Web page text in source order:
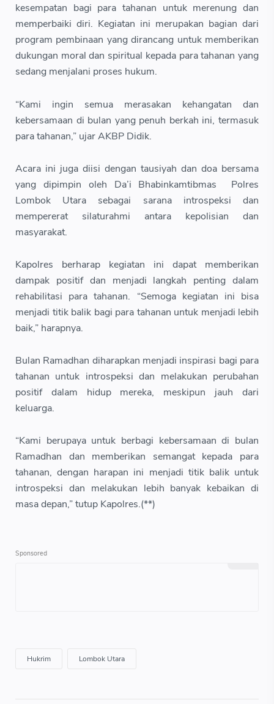
kesempatan bagi para tahanan untuk merenung dan
memperbaiki diri. Kegiatan ini merupakan bagian dari
program pembinaan yang dirancang untuk memberikan
dukungan moral dan spiritual kepada para tahanan yang
sedang menjalani proses hukum.
“Kami ingin semua merasakan kehangatan dan
kebersamaan di bulan yang penuh berkah ini, termasuk
para tahanan,” ujar AKBP Didik.
Acara ini juga diisi dengan tausiyah dan doa bersama
yang dipimpin oleh Da’i Bhabinkamtibmas Polres
Lombok Utara sebagai sarana introspeksi dan
mempererat silaturahmi antara kepolisian dan
masyarakat.
Kapolres berharap kegiatan ini dapat memberikan
dampak positif dan menjadi langkah penting dalam
rehabilitasi para tahanan. “Semoga kegiatan ini bisa
menjadi titik balik bagi para tahanan untuk menjadi lebih
baik,” harapnya.
Bulan Ramadhan diharapkan menjadi inspirasi bagi para
tahanan untuk introspeksi dan melakukan perubahan
positif dalam hidup mereka, meskipun jauh dari
keluarga.
“Kami berupaya untuk berbagi kebersamaan di bulan
Ramadhan dan memberikan semangat kepada para
tahanan, dengan harapan ini menjadi titik balik untuk
introspeksi dan melakukan lebih banyak kebaikan di
masa depan,” tutup Kapolres.(**)